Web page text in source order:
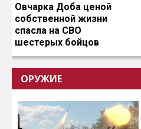
Овчарка Доба ценой
собственной жизни
спасла на СВО
шестерых бойцов
ОРУЖИЕ